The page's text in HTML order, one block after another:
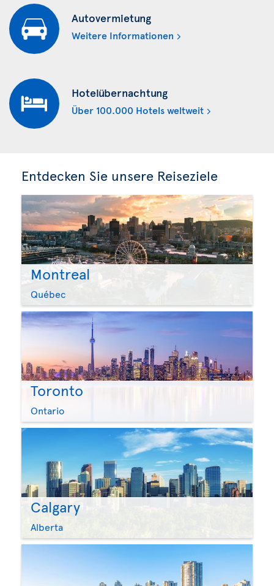
Autovermietung
Weitere Informationen
Hotelübernachtung
Über 100.000 Hotels weltweit
Entdecken Sie unsere Reiseziele
Montreal
Québec
Toronto
Ontario
Calgary
Alberta